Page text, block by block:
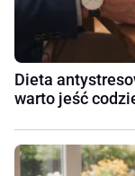
Dieta
warto jeść